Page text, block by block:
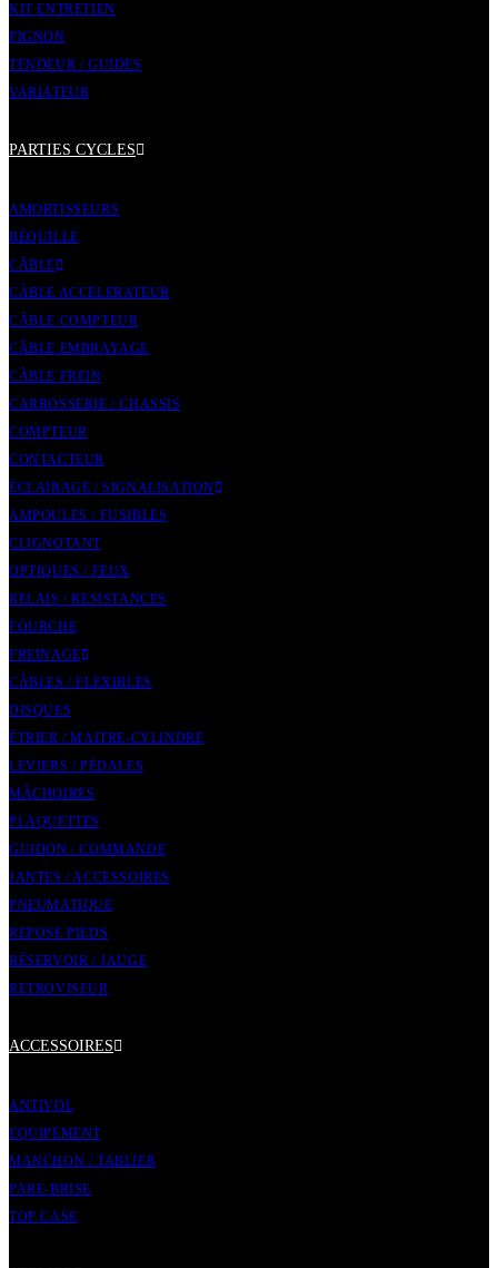
KIT ENTRETIEN
PIGNON
TENDEUR / GUIDES
VARIATEUR
PARTIES CYCLES
AMORTISSEURS
BÉQUILLE
CÂBLE
CÂBLE ACCELERATEUR
CÂBLE COMPTEUR
CÂBLE EMBRAYAGE
CÂBLE FREIN
CARROSSERIE / CHASSIS
COMPTEUR
CONTACTEUR
ÉCLAIRAGE / SIGNALISATION
AMPOULES / FUSIBLES
CLIGNOTANT
OPTIQUES / FEUX
RELAIS / RESISTANCES
FOURCHE
FREINAGE
CÂBLES / FLEXIBLES
DISQUES
ÉTRIER / MAITRE-CYLINDRE
LEVIERS / PÉDALES
MÂCHOIRES
PLAQUETTES
GUIDON / COMMANDE
JANTES / ACCESSOIRES
PNEUMATIQUE
REPOSE PIEDS
RÉSERVOIR / JAUGE
RETROVISEUR
ACCESSOIRES
ANTIVOL
EQUIPEMENT
MANCHON / TABLIER
PARE-BRISE
TOP CASE